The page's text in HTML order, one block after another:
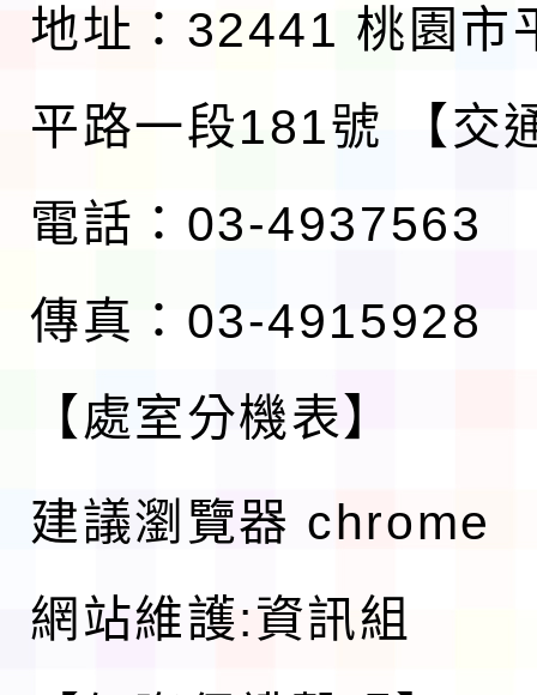
地址：32441 桃園市
平路一段181號
【交
電話：03-4937563
傳真：03-4915928
【處室分機表】
建議瀏覽器 chrome
網站維護:資訊組